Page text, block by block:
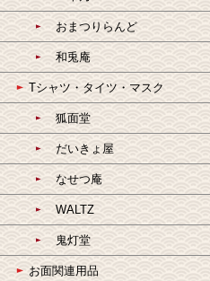
おまつりらんど
和兎庵
Tシャツ・タイツ・マスク
狐面堂
だいきょ屋
なせつ庵
WALTZ
鬼灯堂
お面関連用品